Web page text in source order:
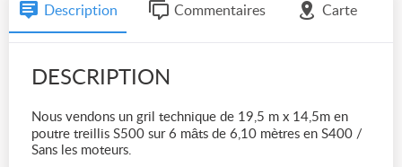
Description Commentaires Carte
DESCRIPTION
Nous vendons un gril technique de 19,5 m x 14,5m en
poutre treillis S500 sur 6 mâts de 6,10 mètres en S400 /
Sans les moteurs.